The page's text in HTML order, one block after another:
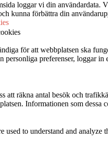
loggar vi din användardata.
kunna förbättra din
för att webbplatsen ska
personliga preferenser, loggar
att räkna antal besök och
Informationen som dessa
used to understand and